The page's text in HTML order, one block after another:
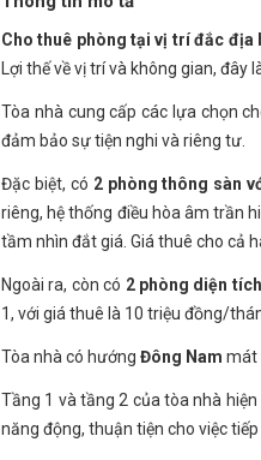
Cho thuê phòng tại vị trí đắc địa
Lợi thế về vị trí và không gian, đây
Tòa nhà cung cấp các lựa chọn
đảm bảo sự tiện nghi và riêng tư.
Đặc biệt, có 2 phòng thông sàn
riêng, hệ thống điều hòa âm trần
tầm nhìn đắt giá. Giá thuê cho cả
Ngoài ra, còn có 2 phòng diện
1, với giá thuê là 10 triệu đồng/
Tòa nhà có hướng Đông Nam mát
Tầng 1 và tầng 2 của tòa nhà
năng động, thuận tiện cho việc